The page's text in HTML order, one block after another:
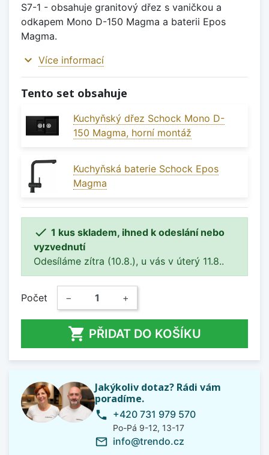
S7-1 - obsahuje granitový dřez s vaničkou a
odkapem Mono D-150 Magma a baterii Epos
Magma.
expand_more Více informací
Tento set obsahuje
Kuchyňský dřez Schock Mono D-
150 Magma, horní montáž
Kuchyňská baterie Schock Epos
Magma
 1 kus skladem, ihned k odeslání nebo
vyzvednutí
Odesíláme zítra (10.8.), u vás v úterý 11.8..
Počet − +
 PŘIDAT DO KOŠÍKU
Jakýkoliv dotaz? Rádi vám
poradíme.
phone +420 731 979 570
Po-Pá 9-12, 13-17
mail_outline info@trendo.cz